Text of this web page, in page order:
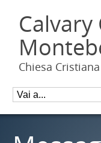
Calvary
Chiesa